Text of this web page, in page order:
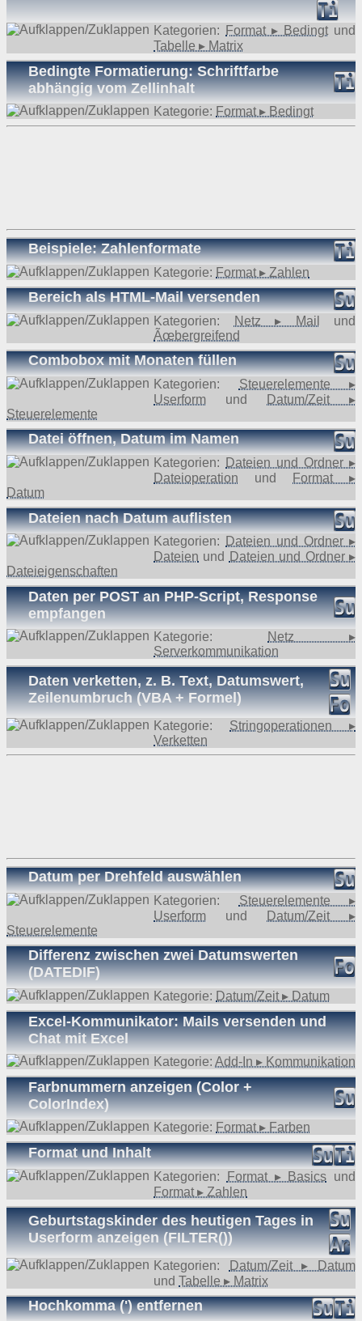
Kategorien: Format ▸ Bedingt und
Tabelle ▸ Matrix
Bedingte Formatierung: Schriftfarbe
abhängig vom Zellinhalt
Kategorie: Format ▸ Bedingt
Beispiele: Zahlenformate
Kategorie: Format ▸ Zahlen
Bereich als HTML-Mail versenden
Kategorien: Netz ▸ Mail
und
Ãœbergreifend
Combobox mit Monaten füllen
Kategorien: Steuerelemente ▸
Userform und
Datum/Zeit ▸
Steuerelemente
Datei öffnen, Datum im Namen
Kategorien:
Dateien und Ordner ▸
Dateioperation und
Format ▸
Datum
Dateien nach Datum auflisten
Kategorien:
Dateien und Ordner ▸
Dateien und
Dateien und Ordner ▸
Dateieigenschaften
Daten per POST an PHP-Script, Response
empfangen
Kategorie:
Netz ▸
Serverkommunikation
Daten verketten, z. B. Text, Datumswert,
Zeilenumbruch (VBA + Formel)
Kategorie: Stringoperationen ▸
Verketten
Datum per Drehfeld auswählen
Kategorien: Steuerelemente ▸
Userform und
Datum/Zeit ▸
Steuerelemente
Differenz zwischen zwei Datumswerten
(DATEDIF)
Kategorie: Datum/Zeit ▸ Datum
Excel-Kommunikator: Mails versenden und
Chat mit Excel
Kategorie: Add-In ▸ Kommunikation
Farbnummern anzeigen (Color +
ColorIndex)
Kategorie: Format ▸ Farben
Format und Inhalt
Kategorien: Format ▸ Basics und
Format ▸ Zahlen
Geburtstagskinder des heutigen Tages in
Userform anzeigen (FILTER())
Kategorien:
Datum/Zeit ▸ Datum
und Tabelle ▸ Matrix
Hochkomma (') entfernen